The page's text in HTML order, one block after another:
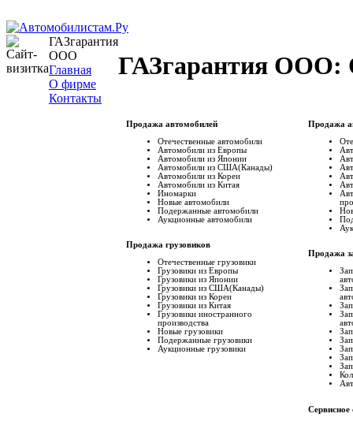
ГАЗгарантия
ООО
Главная
О фирме
Контакты
ГАЗгарантия ООО:
Продажа автомобилей
Отечественные автомобили
Автомобили из Европы
Автомобили из Японии
Автомобили из США(Канады)
Автомобили из Кореи
Автомобили из Китая
Иномарки
Новые автомобили
Подержанные автомобили
Аукционные автомобили
Продажа грузовиков
Отечественные грузовики
Грузовики из Европы
Грузовики из Японии
Грузовики из США(Канады)
Грузовики из Кореи
Грузовики из Китая
Грузовики иностранного
производства
Новые грузовики
Подержанные грузовики
Аукционные грузовики
Продажа
Продажа
Сервисное